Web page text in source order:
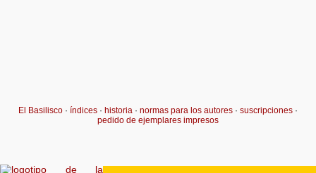
El Basilisco · índices · historia · normas para los autores · suscripciones ·
pedido de ejemplares impresos